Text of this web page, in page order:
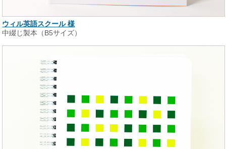
ウィル英語スクール 様
中綴じ製本（B5サイズ）